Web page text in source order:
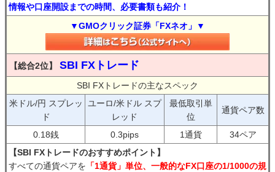
情報や口座開設までの時間、必要書類も紹介！
▼GMOクリック証券「FXネオ」▼
【総合2位】 SBI FXトレード
SBI FXトレードの主なスペック
米ドル/円 スプレッ
ド
ユーロ/米ドル スプ
レッド
最低取引単
位
通貨ペア数
0.18銭 0.3pips 1通貨
34ペア
【SBI FXトレードのおすすめポイント】
すべての通貨ペアを 「1通貨」単位、一般的なFX口座の1/1000の規